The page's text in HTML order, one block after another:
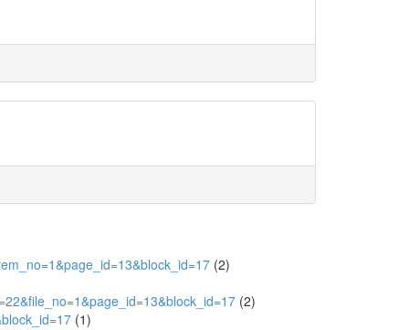
(2)
(2)
(1)